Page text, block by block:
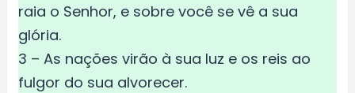
raia o Senhor, e sobre você se vê a sua
glória.
3 – As nações virão à sua luz e os reis ao
fulgor do sua alvorecer.